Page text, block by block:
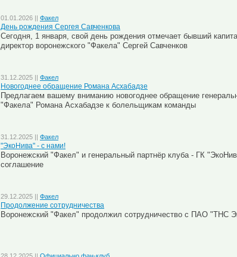
01.01.2026 || Факел
День рождения Сергея Савченкова
Сегодня, 1 января, свой день рождения отмечает бывший
директор воронежского "Факела" Сергей Савченков
31.12.2025 || Факел
Новогоднее обращение Романа Асхабадзе
Предлагаем вашему вниманию новогоднее обращение
"Факела" Романа Асхабадзе к болельщикам команды
31.12.2025 || Факел
"ЭкоНива" - с нами!
Воронежский "Факел" и генеральный партнёр клуба - ГК
соглашение
29.12.2025 || Факел
Продолжение сотрудничества
Воронежский "Факел" продолжил сотрудничество с ПАО "ТНС